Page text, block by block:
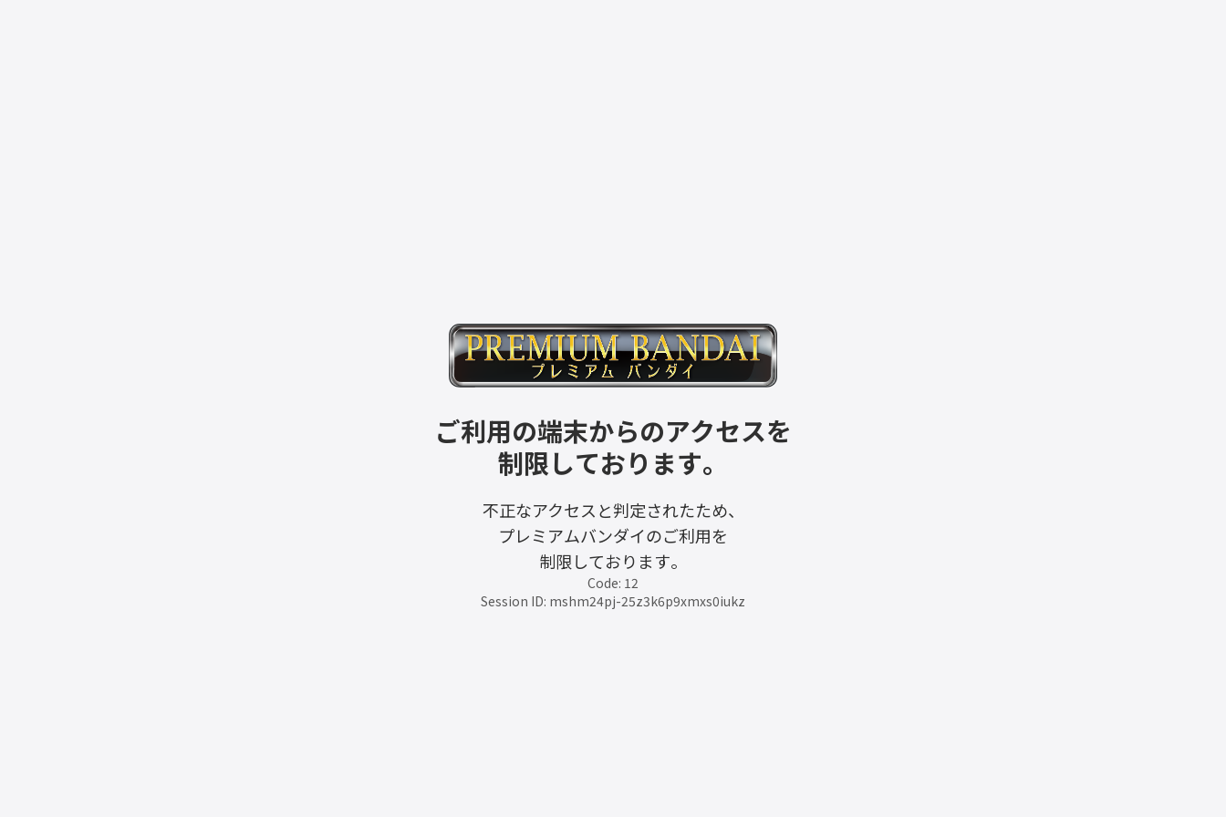
ご利用の端末からのアクセスを
制限しております。
不正なアクセスと判定されたため、
プレミアムバンダイのご利用を
制限しております。
Code: 12
Session ID: mshm24pj-25z3k6p9xmxs0iukz